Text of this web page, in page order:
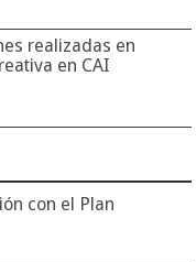
realizadas en
en CAI
con el Plan